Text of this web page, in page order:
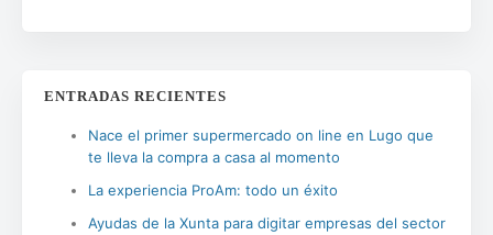
ENTRADAS RECIENTES
Nace el primer supermercado on line en Lugo que
te lleva la compra a casa al momento
La experiencia ProAm: todo un éxito
Ayudas de la Xunta para digitar empresas del sector